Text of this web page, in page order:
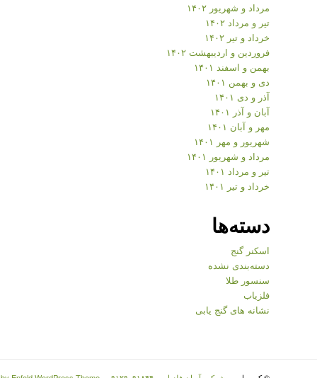
مرداد و شهریور ۱۴۰۲
تیر و مرداد ۱۴۰۲
خرداد و تیر ۱۴۰۲
فروردین و اردیبهشت ۱۴۰۲
بهمن و اسفند ۱۴۰۱
دی و بهمن ۱۴۰۱
آذر و دی ۱۴۰۱
آبان و آذر ۱۴۰۱
مهر و آبان ۱۴۰۱
شهریور و مهر ۱۴۰۱
مرداد و شهریور ۱۴۰۱
تیر و مرداد ۱۴۰۱
خرداد و تیر ۱۴۰۱
دسته‌ها
اسکنر گنج
دسته‌بندی نشده
سنسور طلا
فلزیاب
نشانه های گنج یابی